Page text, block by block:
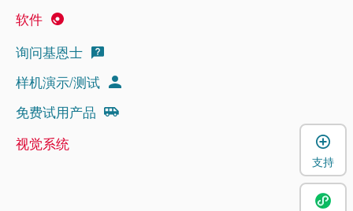
软件
询问基恩士
样机演示/测试
免费试用产品
视觉系统
支持